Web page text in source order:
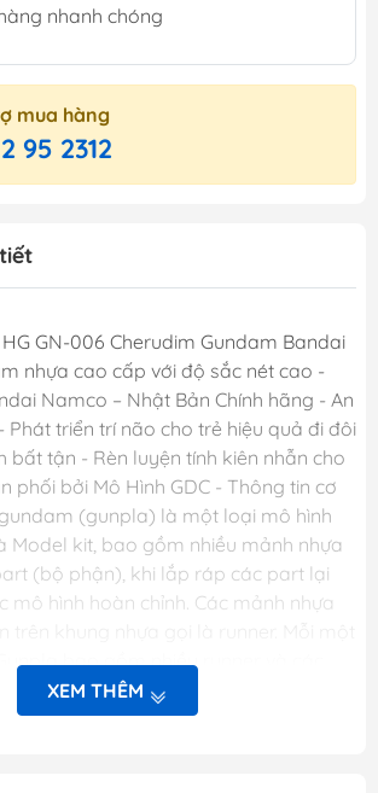
nhanh chóng
mua hàng
95 2312
GN-006 Cherudim Gundam Bandai
nhựa cao cấp với độ sắc nét cao -
Namco – Nhật Bản Chính hãng - An
Phát triển trí não cho trẻ hiệu quả đi đôi
bất tận - Rèn luyện tính kiên nhẫn cho
phối bởi Mô Hình GDC - Thông tin cơ
(gunpla) là một loại mô hình
Model kit, bao gồm nhiều mảnh nhựa
(bộ phận), khi lắp ráp các part lại
mô hình hoàn chỉnh. Các mảnh nhựa
bao gồm nhiều runner và các
một tập sách nhỏ (manual) bên
lược về mẫu Gundam trong hộp và
XEM THÊM